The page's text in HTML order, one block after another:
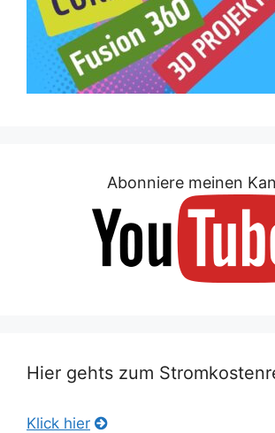
Abonniere meinen
Hier gehts zum
Klick hier